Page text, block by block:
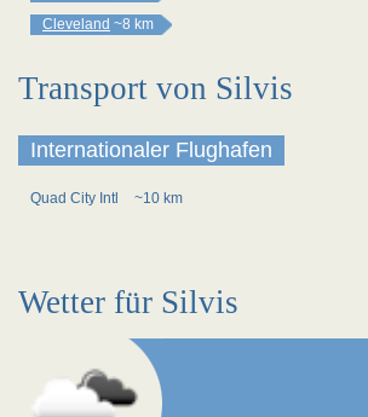
Cleveland ~8 km
Transport von Silvis
Internationaler Flughafen
Quad City Intl ~10 km
Wetter für Silvis